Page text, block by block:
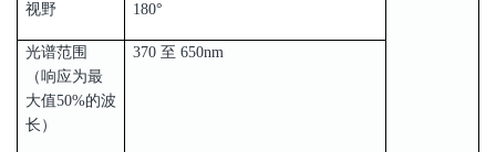
视野 180°
光谱范围
（响应为最
大值50%的波
长）
370 至 650nm